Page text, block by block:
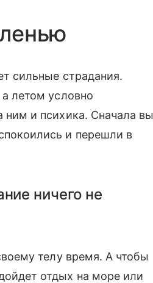
сильные страдания.
летом условно
ним и психика. Сначала вы
и перешли в
ничего не
телу время. А чтобы
отдых на море или